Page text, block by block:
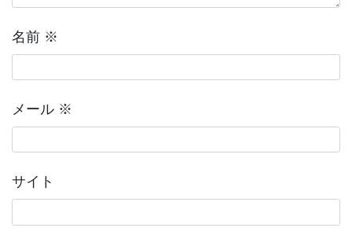
名前 ※
メール ※
サイト